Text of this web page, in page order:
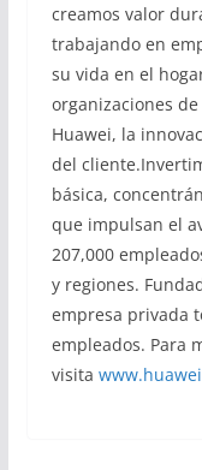
creamos valor
trabajando en
su vida en el
organizaciones
Huawei, la
del
básica,
que impulsan el
207,000
y regiones.
empresa privada
empleados. Para
visita